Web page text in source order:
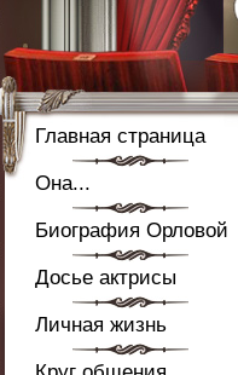
Главная страница
Она...
Биография Орловой
Досье актрисы
Личная жизнь